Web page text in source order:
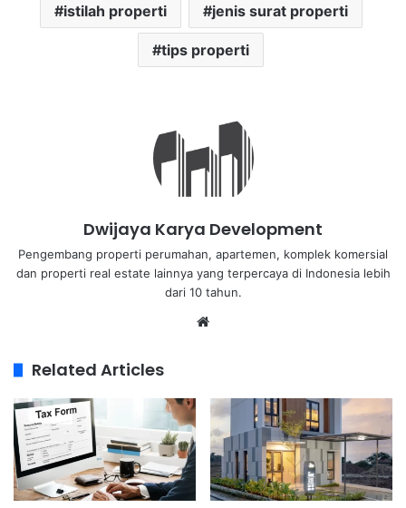
istilah properti jenis surat properti
tips properti
Dwijaya Karya Development
Pengembang properti perumahan, apartemen, komplek komersial
dan properti real estate lainnya yang terpercaya di Indonesia lebih
dari 10 tahun.
Related Articles